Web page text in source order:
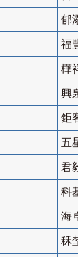
郁
福
樺
興
鉅
五
君
科
海
秝